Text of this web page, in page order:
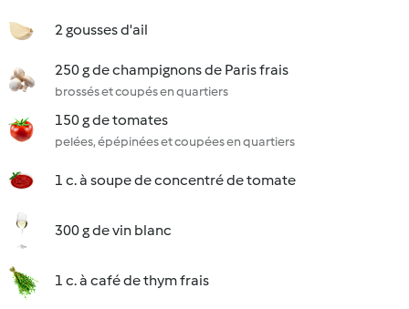
2 gousses d'ail
250 g de champignons de Paris frais
brossés et coupés en quartiers
150 g de tomates
pelées, épépinées et coupées en quartiers
1 c. à soupe de concentré de tomate
300 g de vin blanc
1 c. à café de thym frais